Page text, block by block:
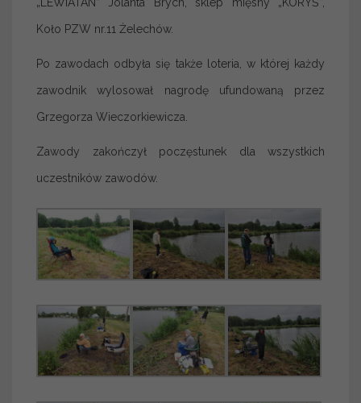
Koło PZW nr.11 Żelechów.
Po zawodach odbyła się także loteria, w której każdy
zawodnik wylosował nagrodę ufundowaną przez
Grzegorza Wieczorkiewicza.
Zawody zakończył poczęstunek dla wszystkich
uczestników zawodów.